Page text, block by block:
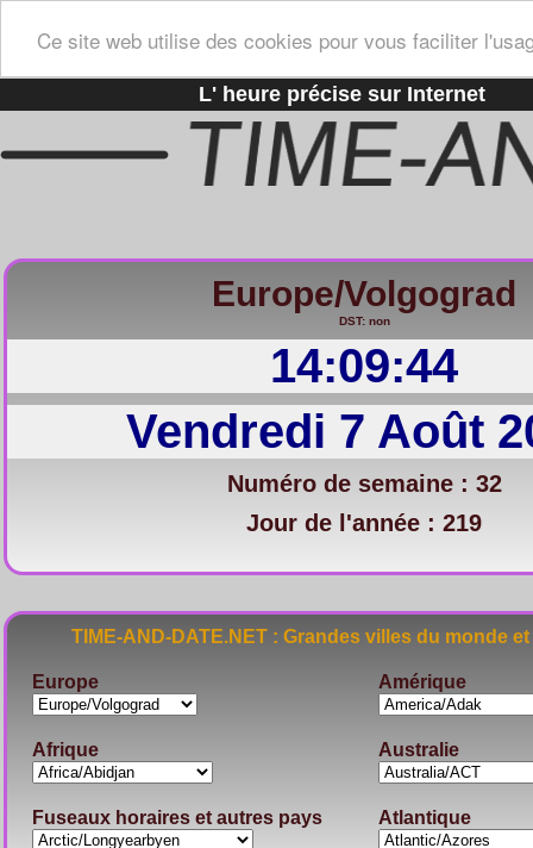
Ce site web utilise des cookies pour vous faciliter
L' heure précise sur Internet
Europe/Volgograd
DST: non
14:09:45
Vendredi 7 Août
Numéro de semaine : 32
Jour de l'année : 219
TIME-AND-DATE.NET : Grandes villes du
Europe Amérique
Afrique Australie
Fuseaux horaires et autres pays Atlantique